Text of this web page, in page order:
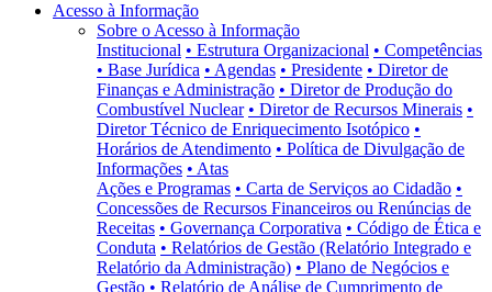
Acesso à Informação
Sobre o Acesso à Informação
Institucional • Estrutura Organizacional • Competências
• Base Jurídica • Agendas • Presidente • Diretor de
Finanças e Administração • Diretor de Produção do
Combustível Nuclear • Diretor de Recursos Minerais •
Diretor Técnico de Enriquecimento Isotópico •
Horários de Atendimento • Política de Divulgação de
Informações • Atas
Ações e Programas • Carta de Serviços ao Cidadão •
Concessões de Recursos Financeiros ou Renúncias de
Receitas • Governança Corporativa • Código de Ética e
Conduta • Relatórios de Gestão (Relatório Integrado e
Relatório da Administração) • Plano de Negócios e
Gestão • Relatório de Análise de Cumprimento de